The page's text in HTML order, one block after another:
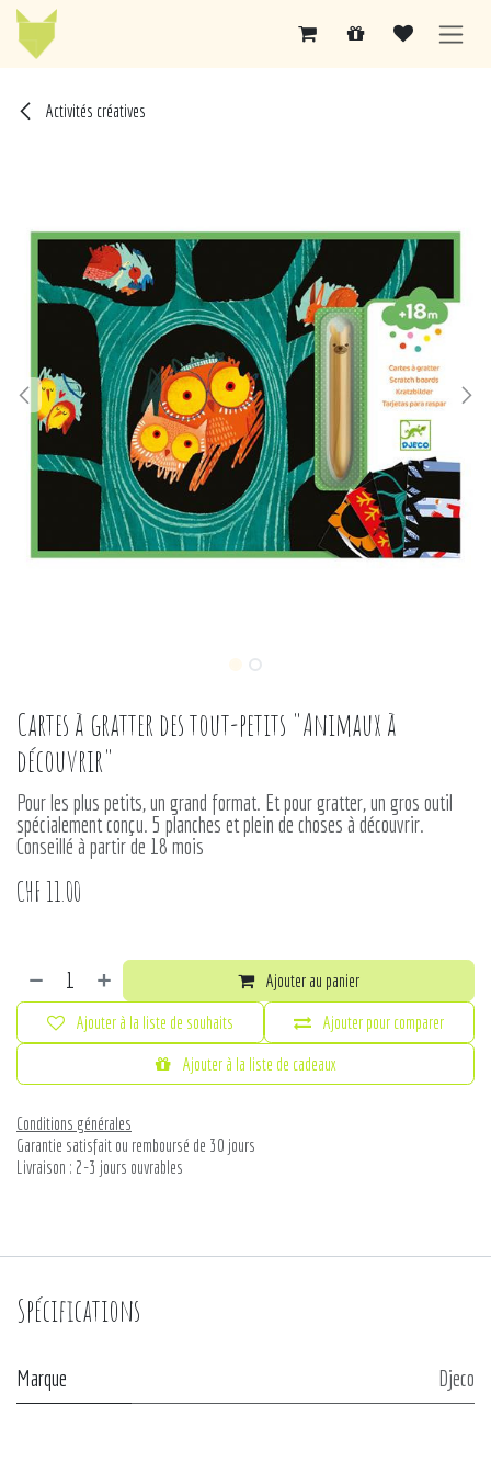
Se rendre au contenu
Activités créatives
Cartes à gratter des tout-petits "Animaux à
découvrir"
Pour les plus petits, un grand format. Et pour gratter, un gros outil
spécialement conçu. 5 planches et plein de choses à découvrir.
Conseillé à partir de 18 mois
CHF 11.00
Ajouter au panier
Ajouter pour comparer
Ajouter à la liste de cadeaux
Ajouter à la liste de souhaits
Conditions générales
Garantie satisfait ou remboursé de 30 jours
Livraison : 2-3 jours ouvrables
Spécifications
Marque Djeco